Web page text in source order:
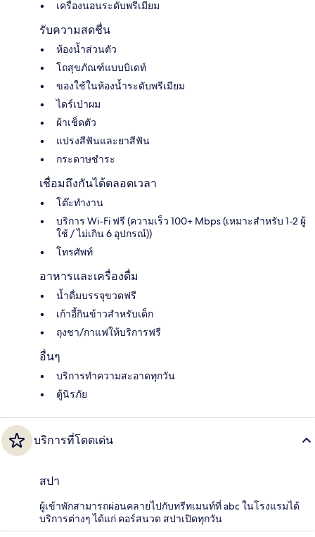
เครื่องนอนระดับพรีเมียม
รับความสดชื่น
ห้องน้ำส่วนตัว
โถสุขภัณฑ์แบบบิเดท์
ของใช้ในห้องน้ำระดับพรีเมียม
ไดร์เป่าผม
ผ้าเช็ดตัว
แปรงสีฟันและยาสีฟัน
กระดาษชำระ
เชื่อมถึงกันได้ตลอดเวลา
โต๊ะทำงาน
บริการ Wi-Fi ฟรี (ความเร็ว 100+ Mbps (เหมาะสำหรับ 1-2 ผู้
ใช้ / ไม่เกิน 6 อุปกรณ์))
โทรศัพท์
อาหารและเครื่องดื่ม
น้ำดื่มบรรจุขวดฟรี
เก้าอี้กินข้าวสำหรับเด็ก
ถุงชา/กาแฟให้บริการฟรี
อื่นๆ
บริการทำความสะอาดทุกวัน
ตู้นิรภัย
บริการที่โดดเด่น
สปา
ผู้เข้าพักสามารถผ่อนคลายไปกับทรีทเมนท์ที่ abc ในโรงแรมได้
บริการต่างๆ ได้แก่ คอร์สนวด สปาเปิดทุกวัน